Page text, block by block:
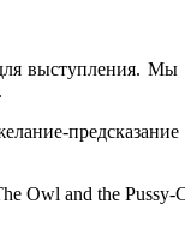
выступления. Мы
Owl and the